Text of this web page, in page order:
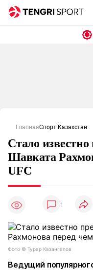
ГлавнаяСпорт Казахстан
Стало
Шавката
UFC
1
Фото ©️ Турар Казангапов
Ведущий